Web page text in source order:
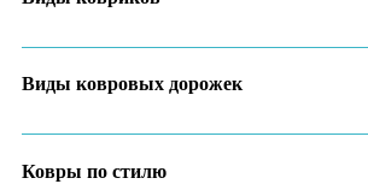
Виды ковровых дорожек
Ковры по стилю